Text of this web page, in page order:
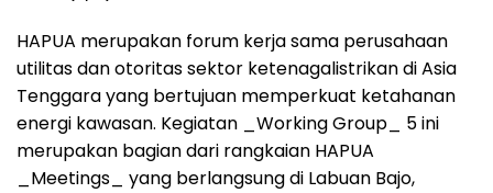
HAPUA merupakan forum kerja sama perusahaan
utilitas dan otoritas sektor ketenagalistrikan di Asia
Tenggara yang bertujuan memperkuat ketahanan
energi kawasan. Kegiatan _Working Group_ 5 ini
merupakan bagian dari rangkaian HAPUA
_Meetings_ yang berlangsung di Labuan Bajo,